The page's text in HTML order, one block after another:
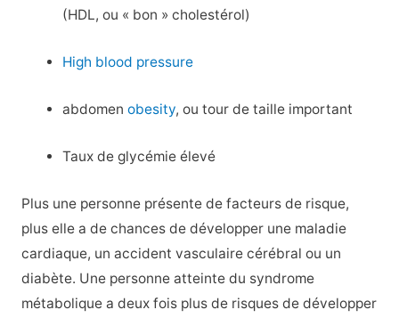
(HDL, ou « bon » cholestérol)
High blood pressure
abdomenobesity, ou tour de taille important
Taux de glycémie élevé
Plus une personne présente de facteurs de risque,
plus elle a de chances de développer une maladie
cardiaque, un accident vasculaire cérébral ou un
diabète. Une personne atteinte du syndrome
métabolique a deux fois plus de risques de développer